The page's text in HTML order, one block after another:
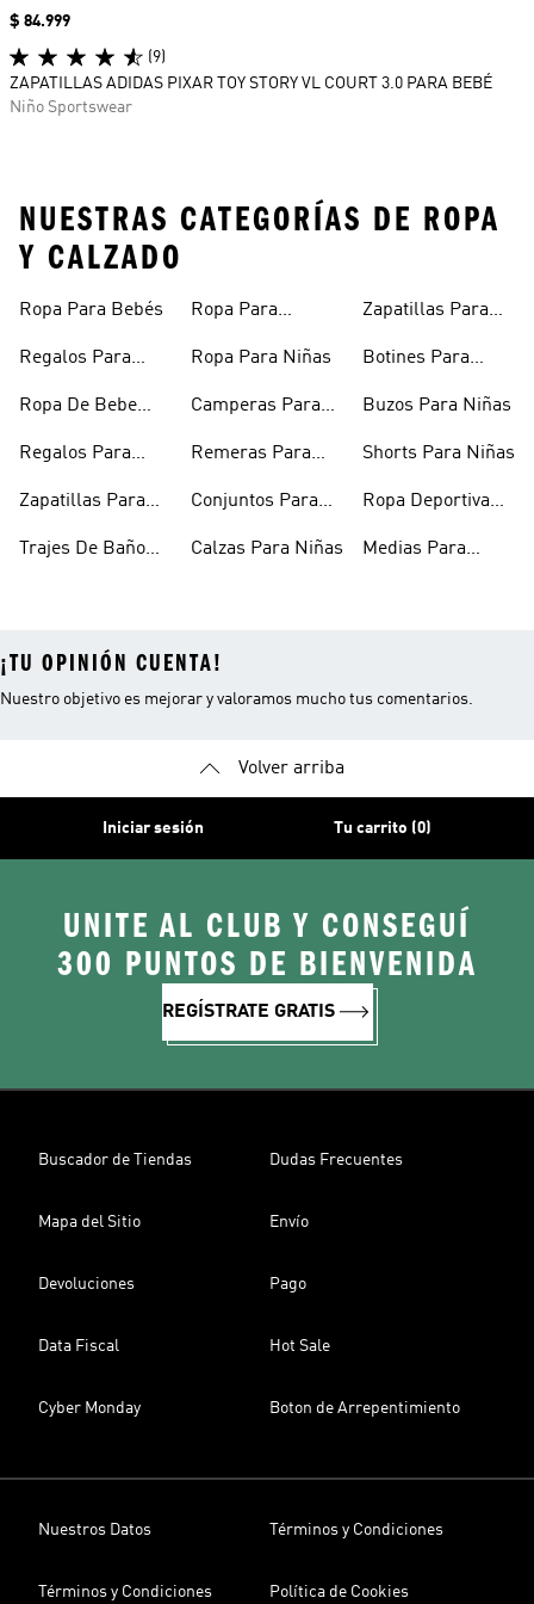
Precio
$ 84.999
(9)
ZAPATILLAS ADIDAS PIXAR TOY STORY VL COURT 3.0 PARA BEBÉ
Niño Sportswear
NUESTRAS CATEGORÍAS DE ROPA
Y CALZADO
Ropa Para Bebés
Regalos Para
Ropa De Bebe
Regalos Para
Zapatillas Para
Trajes De Baño
Ropa Para
Ropa Para Niñas
Camperas Para
Remeras Para
Conjuntos Para
Calzas Para Niñas
Zapatillas Para
Botines Para
Buzos Para Niñas
Shorts Para Niñas
Ropa Deportiva
Medias Para
¡TU OPINIÓN CUENTA!
Nuestro objetivo es mejorar y valoramos mucho tus comentarios.
Volver arriba
Iniciar sesión Tu carrito (0)
UNITE AL CLUB Y CONSEGUÍ
300 PUNTOS DE BIENVENIDA
REGÍSTRATE GRATIS
Buscador de Tiendas Dudas Frecuentes
Mapa del Sitio Envío
Devoluciones Pago
Data Fiscal Hot Sale
Cyber Monday Boton de Arrepentimiento
Nuestros Datos Términos y Condiciones
Términos y Condiciones Política de Cookies